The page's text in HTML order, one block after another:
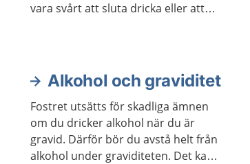
vara svårt att sluta dricka eller att
av med ett alkoholberoende.
Alkohol och graviditet
Fostret utsätts för skadliga ämnen
om du dricker alkohol när du är
gravid. Därför bör du avstå helt från
alkohol under graviditeten. Det kan